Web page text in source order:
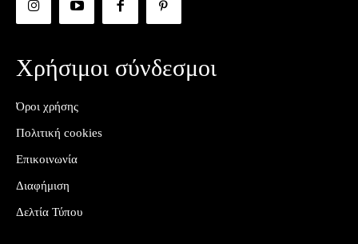
Χρήσιμοι σύνδεσμοι
Όροι χρήσης
Πολιτική cookies
Επικοινωνία
Διαφήμιση
Δελτία Τύπου